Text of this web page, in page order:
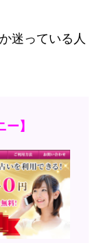
迷っている人
】